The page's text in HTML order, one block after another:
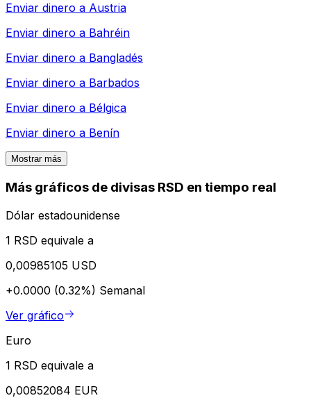
Enviar dinero a Austria
Enviar dinero a Bahréin
Enviar dinero a Bangladés
Enviar dinero a Barbados
Enviar dinero a Bélgica
Enviar dinero a Benín
Mostrar más
Más gráficos de divisas RSD en tiempo real
Dólar estadounidense
1 RSD equivale a
0,00985105 USD
+0.0000 (0.32%) Semanal
Ver gráfico
Euro
1 RSD equivale a
0,00852084 EUR